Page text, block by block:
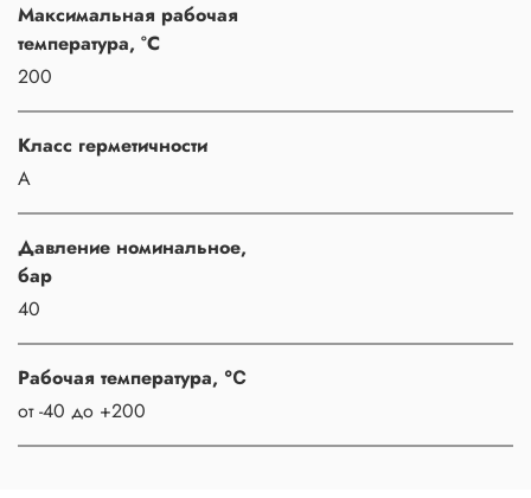
Максимальная рабочая
температура, °C
200
Класс герметичности
A
Давление номинальное,
бар
40
Рабочая температура, ℃
от -40 до +200